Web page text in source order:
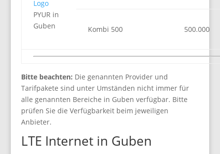
PYUR in
Guben
Kombi 500 500.000
Bitte beachten: Die genannten Provider und
Tarifpakete sind unter Umständen nicht immer für
alle genannten Bereiche in Guben verfügbar. Bitte
prüfen Sie die Verfügbarkeit beim jeweiligen
Anbieter.
LTE Internet in Guben